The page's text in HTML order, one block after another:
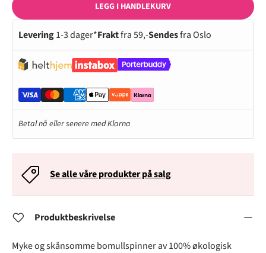
LEGG I HANDLEKURV
Levering1-3 dager*Fraktfra 59,-Sendesfra Oslo
Betal nå eller senere med Klarna
Se alle våre produkter på salg
Produktbeskrivelse
Myke og skånsomme bomullspinner av 100% økologisk